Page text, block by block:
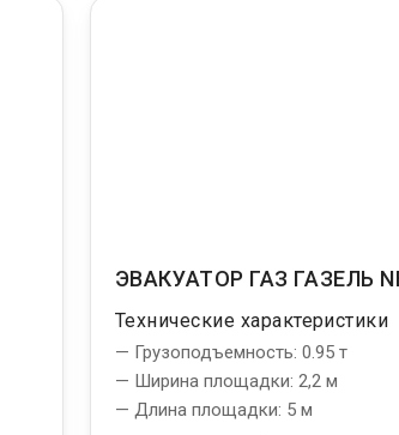
ЭВАКУАТОР ГАЗ ГАЗЕЛЬ
Технические характеристики
— Грузоподъемность: 0.95 т
— Ширина площадки: 2,2 м
— Длина площадки: 5 м